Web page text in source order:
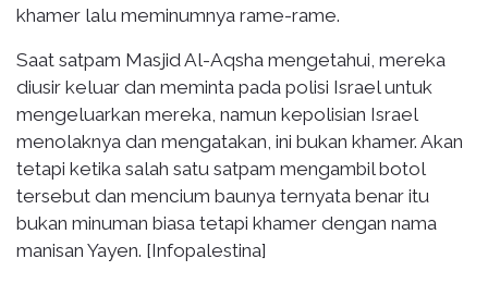
khamer lalu meminumnya rame-rame.
Saat satpam Masjid Al-Aqsha mengetahui, mereka
diusir keluar dan meminta pada polisi Israel untuk
mengeluarkan mereka, namun kepolisian Israel
menolaknya dan mengatakan, ini bukan khamer. Akan
tetapi ketika salah satu satpam mengambil botol
tersebut dan mencium baunya ternyata benar itu
bukan minuman biasa tetapi khamer dengan nama
manisan Yayen. [Infopalestina]